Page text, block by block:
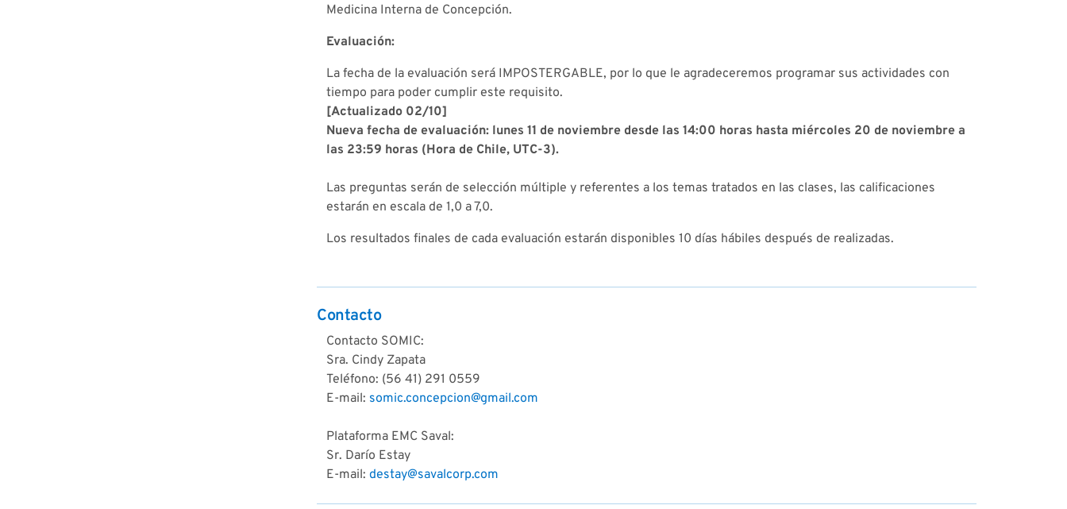
Medicina Interna de Concepción.
Evaluación:
La fecha de la evaluación será IMPOSTERGABLE, por lo que le agradeceremos programar sus actividades con
tiempo para poder cumplir este requisito.
[Actualizado 02/10]
Nueva fecha de evaluación: lunes 11 de noviembre desde las 14:00 horas hasta miércoles 20 de noviembre a
las 23:59 horas (Hora de Chile, UTC-3).
Las preguntas serán de selección múltiple y referentes a los temas tratados en las clases, las calificaciones
estarán en escala de 1,0 a 7,0.
Los resultados finales de cada evaluación estarán disponibles 10 días hábiles después de realizadas.
Contacto
Contacto SOMIC:
Sra. Cindy Zapata
Teléfono: (56 41) 291 0559
E-mail: somic.concepcion@gmail.com
Plataforma EMC Saval:
Sr. Darío Estay
E-mail: destay@savalcorp.com